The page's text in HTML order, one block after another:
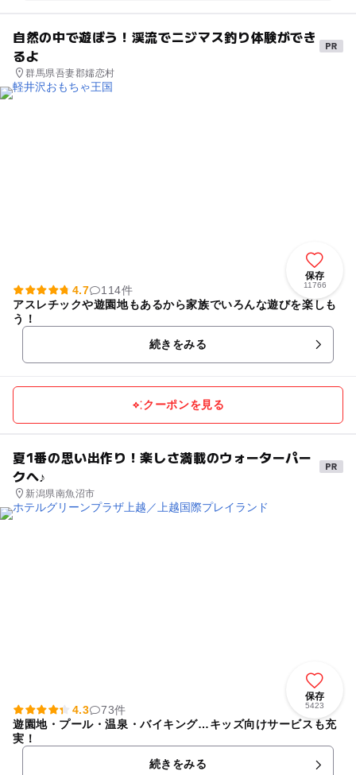
自然の中で遊ぼう！渓流でニジマス釣り体験ができ
るよ
群馬県吾妻郡嬬恋村
保存
11766
4.7
114件
アスレチックや遊園地もあるから家族でいろんな遊びを楽しも
う！
続きをみる
クーポンを見る
夏1番の思い出作り！楽しさ満載のウォーターパー
クへ♪
新潟県南魚沼市
保存
5423
4.3
73件
遊園地・プール・温泉・バイキング…キッズ向けサービスも充
実！
続きをみる